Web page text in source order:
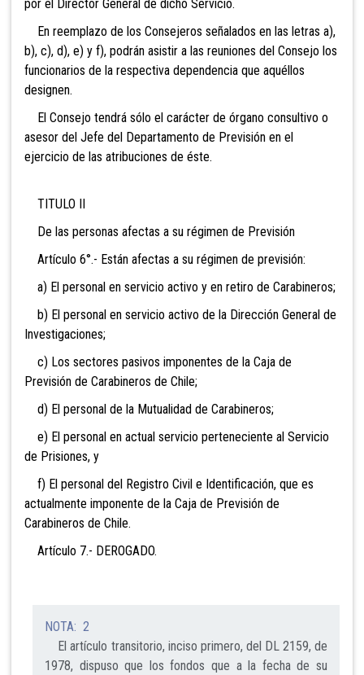
por el Director General de dicho Servicio.
En reemplazo de los Consejeros señalados en las letras a),
b), c), d), e) y f), podrán asistir a las reuniones del Consejo los
funcionarios de la respectiva dependencia que aquéllos
designen.
El Consejo tendrá sólo el carácter de órgano consultivo o
asesor del Jefe del Departamento de Previsión en el
ejercicio de las atribuciones de éste.
TITULO II
De las personas afectas a su régimen de Previsión
Artículo 6°.- Están afectas a su régimen de previsión:
a) El personal en servicio activo y en retiro de Carabineros;
b) El personal en servicio activo de la Dirección General de
Investigaciones;
c) Los sectores pasivos imponentes de la Caja de
Previsión de Carabineros de Chile;
d) El personal de la Mutualidad de Carabineros;
e) El personal en actual servicio perteneciente al Servicio
de Prisiones, y
f) El personal del Registro Civil e Identificación, que es
actualmente imponente de la Caja de Previsión de
Carabineros de Chile.
Artículo 7.- DEROGADO.
NOTA: 2
El artículo transitorio, inciso primero, del DL 2159, de
1978, dispuso que los fondos que a la fecha de su